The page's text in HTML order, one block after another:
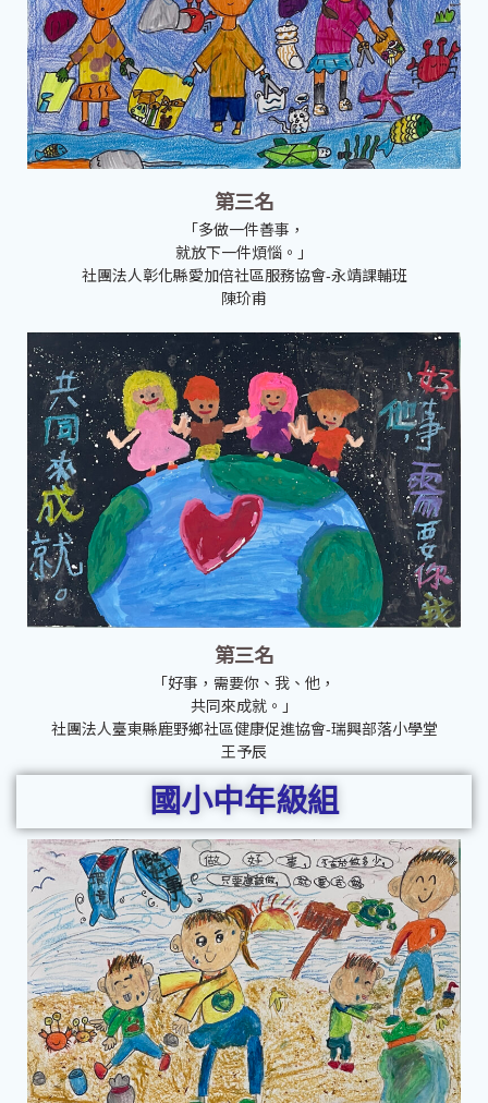
第三名
「多做一件善事，
就放下一件煩惱。」
社團法人彰化縣愛加倍社區服務協會-永靖課輔班
陳玠甫
第三名
「好事，需要你、我、他，
共同來成就。」
社團法人臺東縣鹿野鄉社區健康促進協會-瑞興部落小學堂
王予辰
國小中年級組